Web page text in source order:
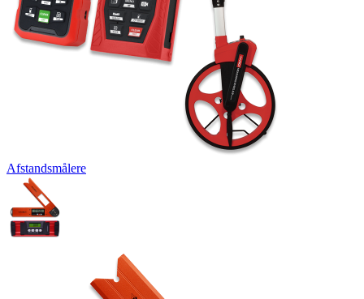
Afstandsmålere